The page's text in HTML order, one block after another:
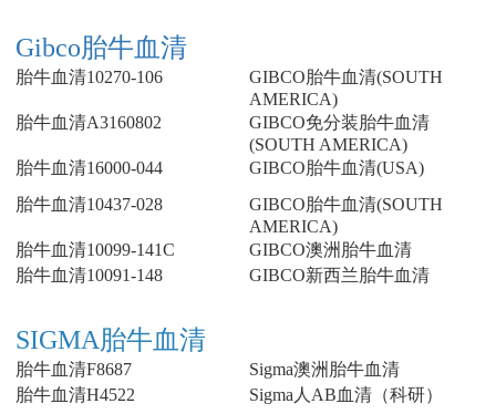
Gibco胎牛血清
胎牛血清10270-106
GIBCO胎牛血清(SOUTH
AMERICA)
胎牛血清A3160802
GIBCO免分装胎牛血清
(SOUTH AMERICA)
胎牛血清16000-044
GIBCO胎牛血清(USA)
胎牛血清10437-028
GIBCO胎牛血清(SOUTH
AMERICA)
胎牛血清10099-141C
GIBCO澳洲胎牛血清
胎牛血清10091-148
GIBCO新西兰胎牛血清
SIGMA胎牛血清
胎牛血清F8687
Sigma澳洲胎牛血清
胎牛血清H4522
Sigma人AB血清（科研）